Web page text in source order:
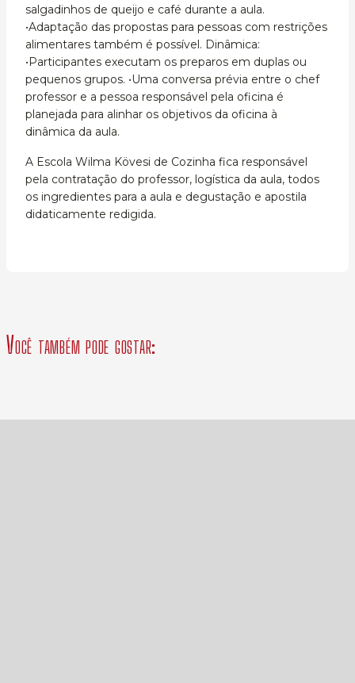
salgadinhos de queijo e café durante a aula.
•Adaptação das propostas para pessoas com restrições
alimentares também é possível. Dinâmica:
•Participantes executam os preparos em duplas ou
pequenos grupos. •Uma conversa prévia entre o chef
professor e a pessoa responsável pela oficina é
planejada para alinhar os objetivos da oficina à
dinâmica da aula.
A Escola Wilma Kövesi de Cozinha fica responsável
pela contratação do professor, logística da aula, todos
os ingredientes para a aula e degustação e apostila
didaticamente redigida.
Você também pode gostar: